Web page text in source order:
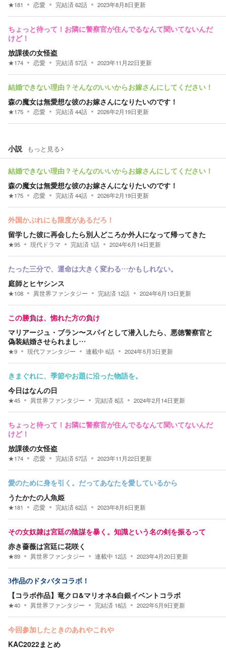
★181 恋愛 完結済62話 2023年8月8日更新
ちょっと待って！お隣に警察官が住んでるなんて聞いてないんだ
けど！
放課後の女怪盗
★174 恋愛 完結済57話 2023年11月22日更新
結婚できない理由？そんなのいいからお嫁さんにしてください！
森の魔女は無愛想な彼のお嫁さんになりたいのです！
★175 恋愛 完結済44話 2026年2月19日更新
小説 もっと見る
結婚できない理由？そんなのいいからお嫁さんにしてください！
森の魔女は無愛想な彼のお嫁さんになりたいのです！
★175 恋愛 完結済44話 2026年2月19日更新
外国かぶれにも限度があるだろ！
留学した彼に再会したら別人どころか外人になって帰ってきた
★95 現代ドラマ 完結済 1話 2024年6月14日更新
たった三分で、運命は大きく変わる…かもしれない。
庭師とヒヤシンス
★108 異世界ファンタジー 完結済 12話 2024年6月13日更新
この勝負は、惚れた方の負け
マリアージュ・ブラン〜スパイとして潜入したら、悪徳警察官と
偽装結婚させられまし…
★9 現代ファンタジー 連載中 6話 2024年5月3日更新
きまぐれに、季節やお題に沿った物語を。
今日はなんの日
★45 異世界ファンタジー 完結済8話 2024年2月14日更新
ちょっと待って！お隣に警察官が住んでるなんて聞いてないんだ
けど！
放課後の女怪盗
★174 恋愛 完結済57話 2023年11月22日更新
愛のために身を引く。だってあなたを愛しているから
うたかたの人魚姫
★181 恋愛 完結済62話 2023年8月8日更新
その女奴隷は宮廷の陰謀を暴く。知識という名の剣を振るって
赤き薔薇は宮廷に花咲く
★89 異世界ファンタジー 連載中 12話 2023年4月20日更新
3作品のドタバタコラボ！
【コラボ作品】竜クロ&マリオネ&白銀イベントコラボ
★40 異世界ファンタジー 完結済 18話 2022年5月9日更新
今回参加したときのあれやこれや
KAC2022まとめ